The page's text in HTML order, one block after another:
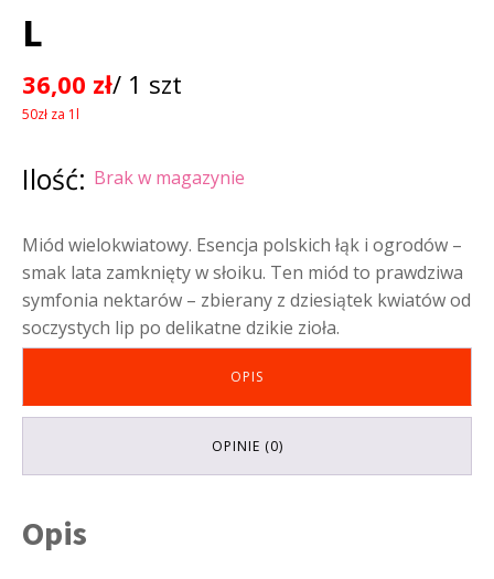
L
36,00 zł/ 1 szt
50zł za 1l
Ilość: Brak w magazynie
Miód wielokwiatowy. Esencja polskich łąk i ogrodów –
smak lata zamknięty w słoiku. Ten miód to prawdziwa
symfonia nektarów – zbierany z dziesiątek kwiatów od
soczystych lip po delikatne dzikie zioła.
OPIS
OPINIE (0)
Opis